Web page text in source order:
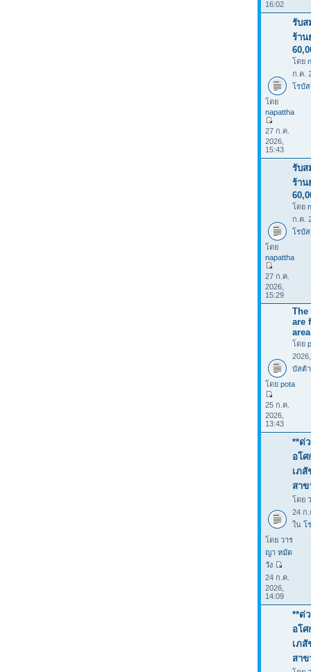
16:02
รับส
ร้าน
โดย
ก.ค.
โรบั
โดย
napattha
27 ก.ค.
2026,
15:43
รับส
ร้าน
โดย
ก.ค.
โรบั
โดย
napattha
27 ก.ค.
2026,
15:29
are
area
โดย
บัสต้า
โดย pota
25 ก.ค.
2026,
13:43
**ด่
อโ
เภสั
สาข
โดย
24 ก.
ใน โ
โดย วาร
ญา หมัด
วัง
24 ก.ค.
2026,
14:09
**ด่
อโ
เภสั
สาข